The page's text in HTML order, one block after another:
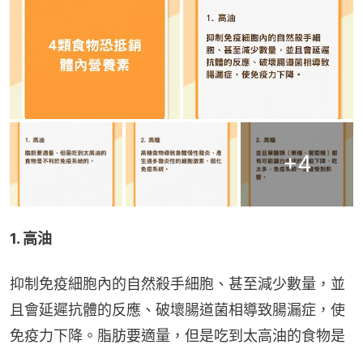
+4
1. 高油
抑制免疫細胞內的自然殺手細胞、甚至減少數量，並
且會延遲抗體的反應、破壞腸道菌相導致腸漏症，使
免疫力下降。脂肪要適量，但是吃到太高油的食物是